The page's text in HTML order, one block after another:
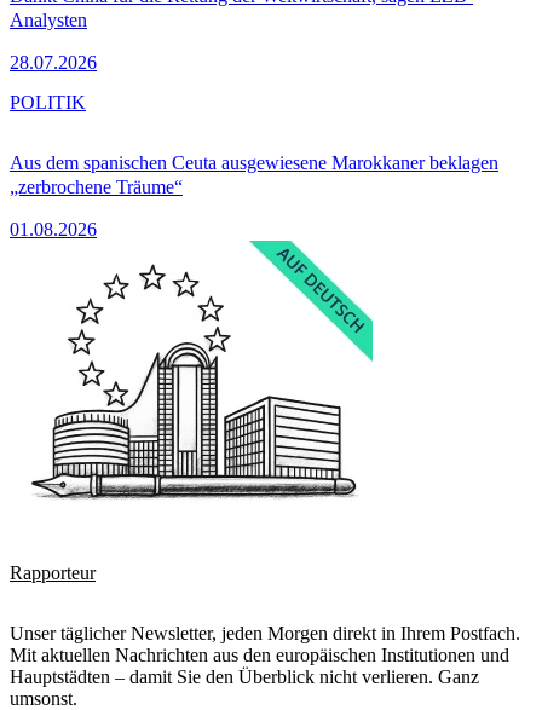
Analysten
28.07.2026
Aus dem spanischen Ceuta ausgewiesene Marokkaner beklagen
„zerbrochene Träume“
01.08.2026
POLITIK
Rapporteur
Unser täglicher Newsletter, jeden Morgen direkt in Ihrem Postfach.
Mit aktuellen Nachrichten aus den europäischen Institutionen und
Hauptstädten – damit Sie den Überblick nicht verlieren. Ganz
umsonst.